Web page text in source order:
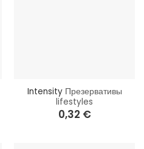
Intensity Презервативы
lifestyles
0,32 €